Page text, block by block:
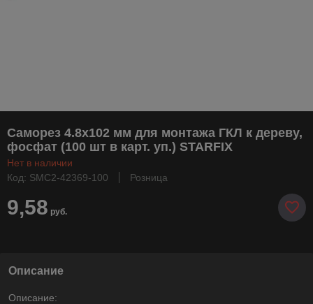
Саморез 4.8х102 мм для монтажа ГКЛ к дереву,
фосфат (100 шт в карт. уп.) STARFIX
Нет в наличии
Код: SMC2-42369-100
Розница
9,58 руб.
Описание
Описание: